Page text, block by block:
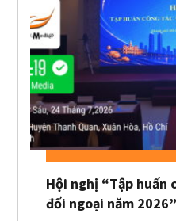
Hội nghị “Tập
đối ngoại năm 2026”